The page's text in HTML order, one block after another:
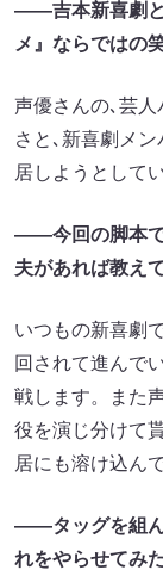
――吉本新喜劇と
メ』ならではの
声優さんの､芸
さと､新喜劇メ
居しようとして
――今回の脚本で
夫があれば教え
いつもの新喜劇
回されて進んで
戦します。また
役を演じ分けて
居にも溶け込ん
――タッグを組ん
れをやらせてみ